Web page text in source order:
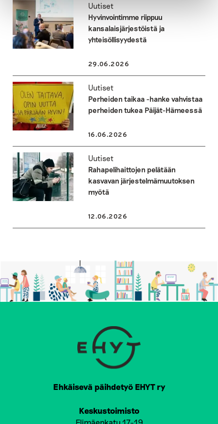
Uutiset
Hyvinvointimme riippuu
kansalaisjärjestöistä ja
yhteisöllisyydestä
29.06.2026
Uutiset
Perheiden taikaa -hanke vahvistaa
perheiden tukea Päijät-Hämeessä
16.06.2026
Uutiset
Rahapelihaittojen pelätään
kasvavan järjestelmämuutoksen
myötä
12.06.2026
Ehkäisevä päihdetyö EHYT ry
Keskustoimisto